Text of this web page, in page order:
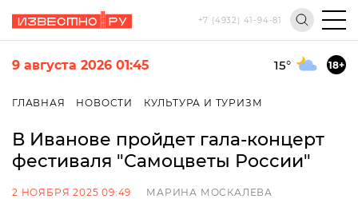
+7 (4932) 41-94-81
9 августа 2026 01:45 15° 18+
ГЛАВНАЯ НОВОСТИ КУЛЬТУРА И ТУРИЗМ
В Иванове пройдет гала-концерт
фестиваля "Самоцветы России"
2 НОЯБРЯ 2025 09:49 МАРИНА МОСКАЛЕВА